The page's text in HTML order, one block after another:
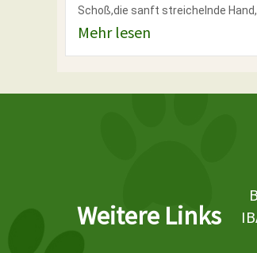
Schoß,die sanft streichelnde
Mehr lesen
Weitere Links